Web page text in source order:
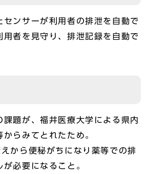
センサーが利用者の排泄を自動で
用者を見守り、排泄記録を自動で
課題が、福井医療大学による県内
らみてとれたため。
から便秘がちになり薬等での排
必要になること。